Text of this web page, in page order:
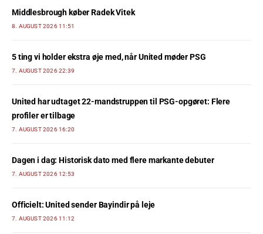
Middlesbrough køber Radek Vitek
8. AUGUST 2026 11:51
5 ting vi holder ekstra øje med, når United møder PSG
7. AUGUST 2026 22:39
United har udtaget 22-mandstruppen til PSG-opgøret: Flere
profiler er tilbage
7. AUGUST 2026 16:20
Dagen i dag: Historisk dato med flere markante debuter
7. AUGUST 2026 12:53
Officielt: United sender Bayindir på leje
7. AUGUST 2026 11:12